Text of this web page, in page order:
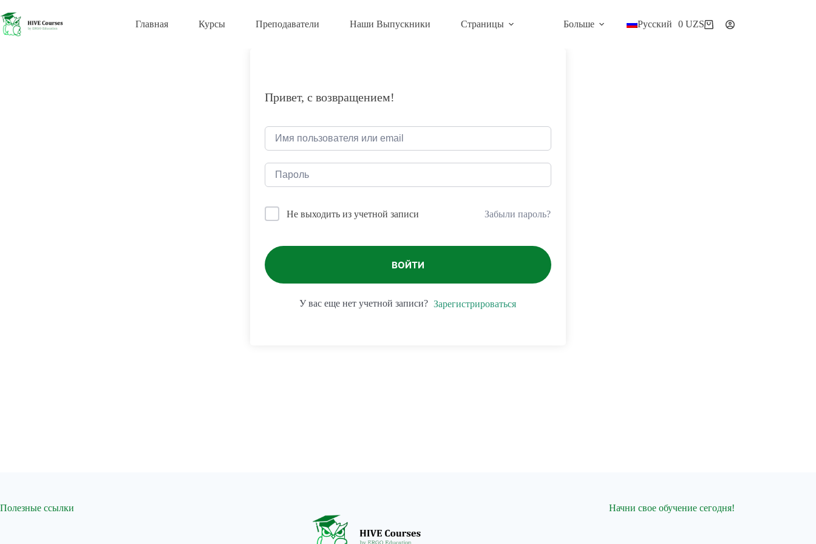
к
сути
Главная Курсы Преподаватели Наши Выпускники Страницы Больше Русский Корзина
0 UZS
Привет, с возвращением!
Не выходить из учетной записи Забыли пароль?
ВОЙТИ
У вас еще нет учетной записи? Зарегистрироваться
Полезные ссылки Начни свое обучение сегодня!